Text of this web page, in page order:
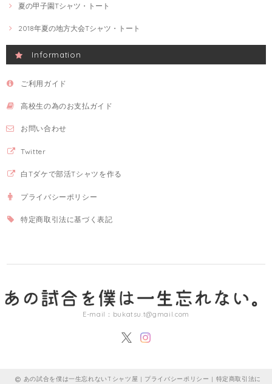
夏の甲子園Tシャツ・トート
2018年夏の地方大会Tシャツ・トート
Information
ご利用ガイド
高校生の為のお支払ガイド
お問い合わせ
Twitter
白Tダケで部活Tシャツを作る
プライバシーポリシー
特定商取引法に基づく表記
E-mail： bukatsu.t@gmail.com
あの試合を僕は一生忘れないTシャツ屋 | プライバシーポリシー | 特定商取引法に